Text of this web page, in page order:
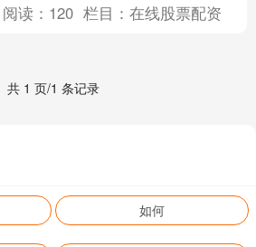
阅读： 120 栏目：在线股票配资
共 1 页/1 条记录
如何